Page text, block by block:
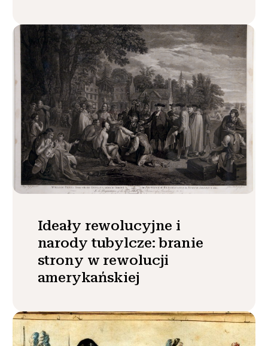
Ideały rewolucyjne i
narody tubylcze: branie
strony w rewolucji
amerykańskiej